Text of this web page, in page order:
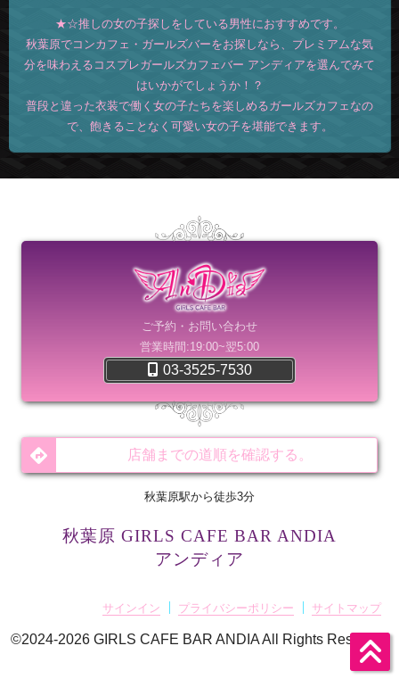
★☆推しの女の子探しをしている男性におすすめです。
秋葉原でコンカフェ・ガールズバーをお探しなら、プレミアムな気
分を味わえるコスプレガールズカフェバー アンディアを選んでみて
はいかがでしょうか！？
普段と違った衣装で働く女の子たちを楽しめるガールズカフェなの
で、飽きることなく可愛い女の子を堪能できます。
ご予約・お問い合わせ
営業時間:19:00~翌5:00
03-3525-7530
店舗までの道順を確認する。
秋葉原駅から徒歩3分
秋葉原 GIRLS CAFE BAR ANDIA
アンディア
サインイン プライバシーポリシー サイトマップ
©2024-2026 GIRLS CAFE BAR ANDIAAll Rights Reserved